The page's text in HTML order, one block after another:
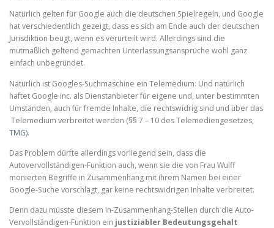
Natürlich gelten für Google auch die deutschen Spielregeln, und Google
hat verschiedentlich gezeigt, dass es sich am Ende auch der deutschen
Jurisdiktion beugt, wenn es verurteilt wird. Allerdings sind die
mutmaßlich geltend gemachten Unterlassungsansprüche wohl ganz
einfach unbegründet.
Natürlich ist Googles-Suchmaschine ein Telemedium. Und natürlich
haftet Google inc. als Dienstanbieter für eigene und, unter bestimmten
Umständen, auch für fremde Inhalte, die rechtswidrig sind und über das
Telemedium verbreitet werden (§§ 7 – 10 des Telemediengesetzes,
TMG).
Das Problem dürfte allerdings vorliegend sein, dass die
Autovervollständigen-Funktion auch, wenn sie die von Frau Wulff
monierten Begriffe in Zusammenhang mit ihrem Namen bei einer
Google-Suche vorschlägt, gar keine rechtswidrigen Inhalte verbreitet.
Denn dazu müsste diesem In-Zusammenhang-Stellen durch die Auto-
Vervollständigen-Funktion ein justiziabler Bedeutungsgehalt